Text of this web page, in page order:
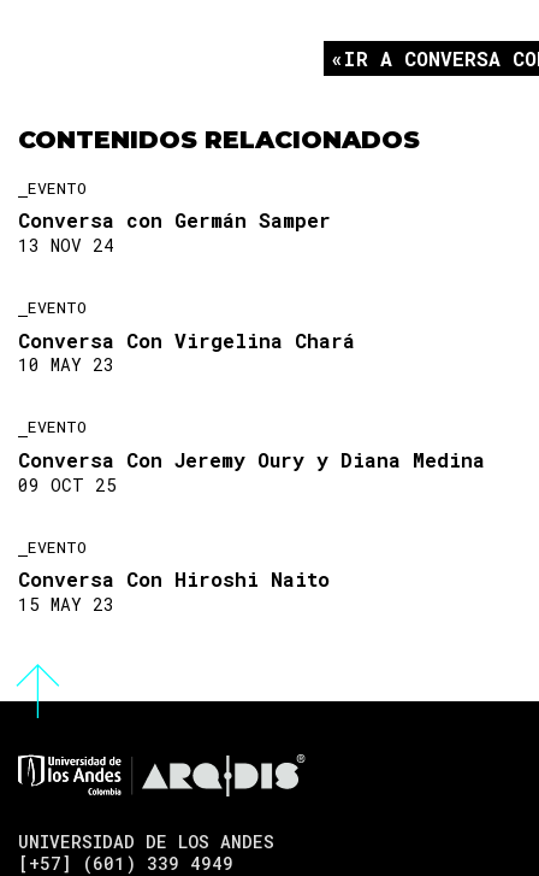
IR A CONVERSA
CONTENIDOS RELACIONADOS
EVENTO
Conversa con Germán Samper
13 NOV 24
EVENTO
Conversa Con Virgelina Chará
10 MAY 23
EVENTO
Conversa Con Jeremy Oury y Diana Medina
09 OCT 25
EVENTO
Conversa Con Hiroshi Naito
15 MAY 23
UNIVERSIDAD DE LOS ANDES
[+57] (601) 339 4949